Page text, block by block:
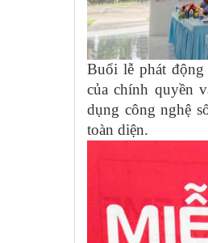
Buổi lễ phát
của chính quyền
dụng công nghệ
toàn diện.